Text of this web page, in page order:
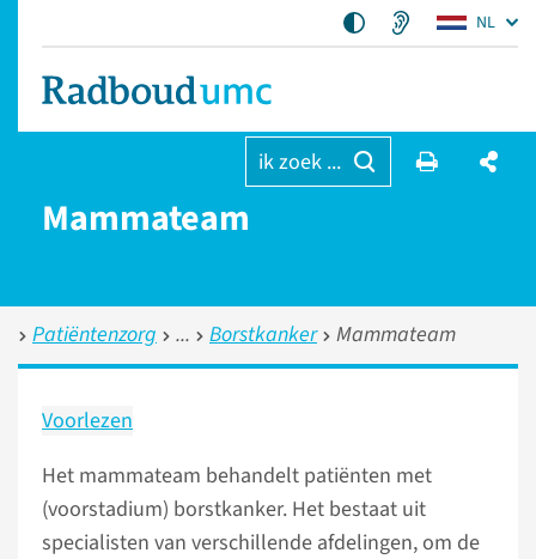
NL
ik zoek ...
Mammateam
Patiëntenzorg Borstkanker Mammateam
Voorlezen
Het mammateam behandelt patiënten met
(voorstadium) borstkanker. Het bestaat uit
specialisten van verschillende afdelingen, om de